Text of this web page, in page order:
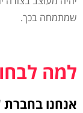
שמתמחה בכך.
למה
אנחנו